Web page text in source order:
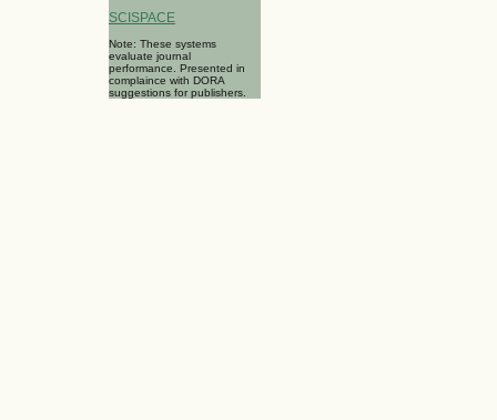
SCISPACE
Note: These systems
evaluate journal
performance. Presented in
complaince with DORA
suggestions for publishers.